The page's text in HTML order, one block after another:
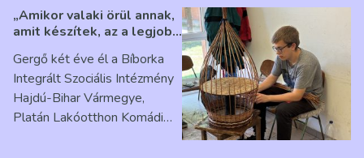
„Amikor valaki örül annak,
amit készítek, az a legjobb
Ribárszky Gergő ellátottal
Gergő két éve él a Bíborka
Integrált Szociális Intézmény
Hajdú-Bihar Vármegye,
Platán Lakóotthon Komádi